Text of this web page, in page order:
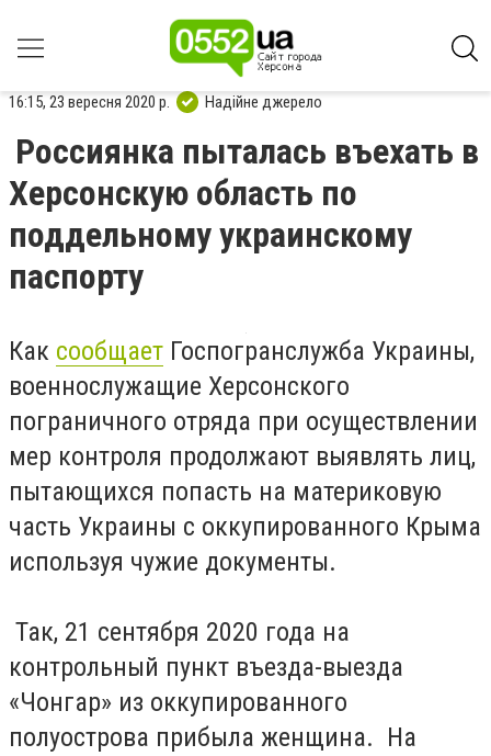
16:15, 23 вересня 2020 р. Надійне джерело
Россиянка пыталась въехать в
Херсонскую область по
поддельному украинскому
паспорту
Как сообщает Госпогранслужба Украины,
военнослужащие Херсонского
пограничного отряда при осуществлении
мер контроля продолжают выявлять лиц,
пытающихся попасть на материковую
часть Украины с оккупированного Крыма
используя чужие документы.
Так, 21 сентября 2020 года на
контрольный пункт въезда-выезда
«Чонгар» из оккупированного
полуострова прибыла женщина. На